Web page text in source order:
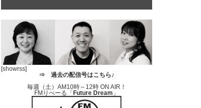
[showrss]
⇒ 過去の配信号はこちら♪
毎週（土）AM10時～12時 ON AIR！
FMりべーる「Future Dream 」